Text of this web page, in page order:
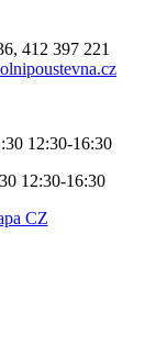
412 397 221
12:30-16:30
12:30-16:30